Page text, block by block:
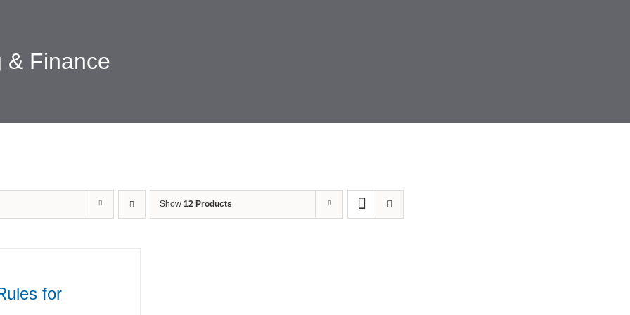
& Finance
Show 12 Products
for